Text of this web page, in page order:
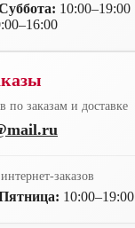
10:00–19:00
по заказам и доставке
заказов
10:00–19:00